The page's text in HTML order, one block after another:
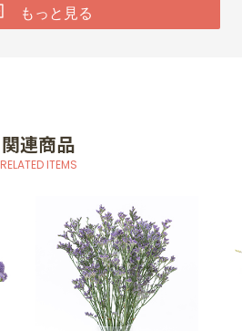
もっと見る
関連商品
RELATED ITEMS